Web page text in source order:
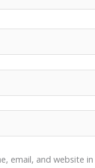
email, and website